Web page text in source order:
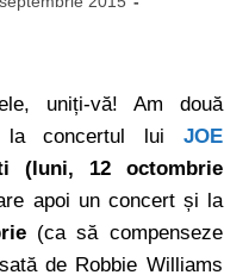
uniți-vă! Am două
la concertul lui JOE
(luni, 12 octombrie
apoi un concert și la
(ca să compenseze
de Robbie Williams